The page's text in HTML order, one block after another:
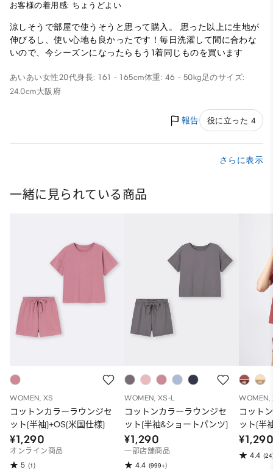
お客様の着用感: ちょうどよい
涼しそうで部屋で使うそうと思って購入。 思った以上に生地が
伸びるし、使い心地も良かったです！毎日洗濯して間に合わな
いので、今シーズンになったらもう1着同じものを買います
あいあい女性20代身長: 161 - 165cm体重: 46 - 50kg足のサイズ:
24.0cm大阪府
報告 役に立った 4
さらに表示
一緒に見られている商品
WOMEN, XS
コットンカラーラウンジセ
ット(半袖)+OS(米国仕様)
¥1,290
オンライン商品
5 (1)
WOMEN, XS-L
コットンカラーラウンジセ
ット(半袖&ショートパンツ)
¥1,290
一部店舗商品
4.4 (999+)
WOMEN,
コット
ット(半
4.4